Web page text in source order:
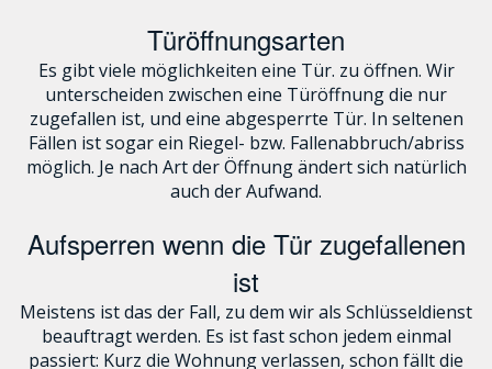
Türöffnungsarten
Es gibt viele möglichkeiten eine Tür. zu öffnen. Wir
unterscheiden zwischen eine Türöffnung die nur
zugefallen ist, und eine abgesperrte Tür. In seltenen
Fällen ist sogar ein Riegel- bzw. Fallenabbruch/abriss
möglich. Je nach Art der Öffnung ändert sich natürlich
auch der Aufwand.
Aufsperren wenn die Tür zugefallenen
ist
Meistens ist das der Fall, zu dem wir als Schlüsseldienst
beauftragt werden. Es ist fast schon jedem einmal
passiert: Kurz die Wohnung verlassen, schon fällt die